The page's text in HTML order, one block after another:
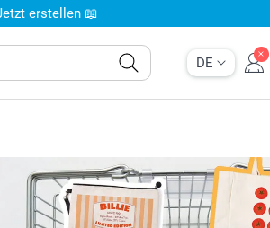
DE
erstellen 📖